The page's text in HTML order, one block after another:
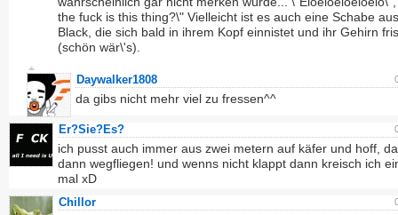
the fuck is this thing?\" Vielleicht ist es auch eine Schabe
Black, die sich bald in ihrem Kopf einnistet und ihr Gehirn
(schön wär\'s).
Daywalker1808
da gibs nicht mehr viel zu fressen^^
Er?Sie?Es?
ich pusst auch immer aus zwei metern auf käfer und hoff,
dann wegfliegen! und wenns nicht klappt dann kreisch ich
mal xD
Chillor